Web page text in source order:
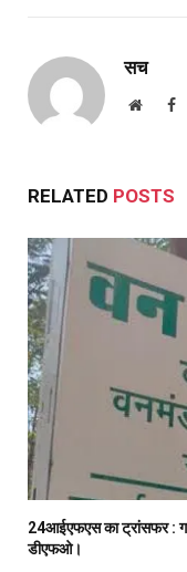
सच
Website
RELATED POSTS
24आईएफएस का ट्रांसफर :
डीएफओ।